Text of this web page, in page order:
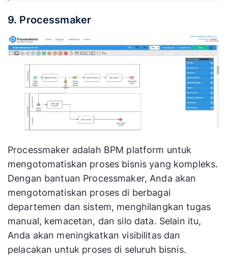
9. Processmaker
Processmaker adalah BPM platform untuk
mengotomatiskan proses bisnis yang kompleks.
Dengan bantuan Processmaker, Anda akan
mengotomatiskan proses di berbagai
departemen dan sistem, menghilangkan tugas
manual, kemacetan, dan silo data. Selain itu,
Anda akan meningkatkan visibilitas dan
pelacakan untuk proses di seluruh bisnis.